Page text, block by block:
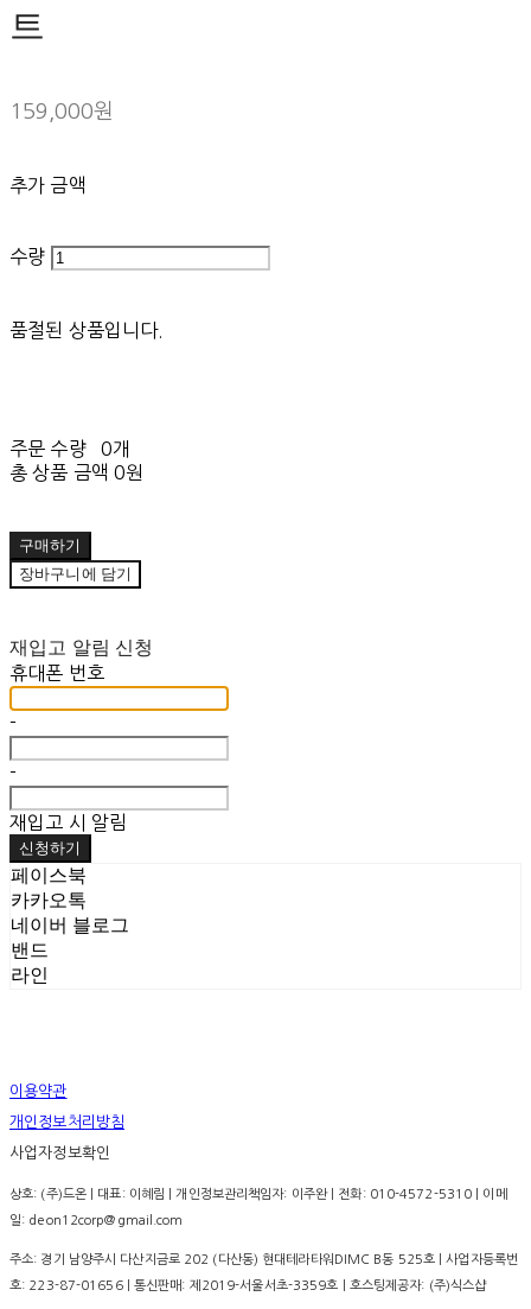
트
159,000원
추가 금액
수량
품절된 상품입니다.
주문 수량
0개
총 상품 금액 0원
구매하기
장바구니에 담기
재입고 알림 신청
휴대폰 번호
-
-
재입고 시 알림
신청하기
페이스북
카카오톡
네이버 블로그
밴드
라인
이용약관
개인정보처리방침
사업자정보확인
상호: (주)드온 | 대표: 이혜림 | 개인정보관리책임자: 이주완 | 전화: 010-4572-5310 | 이메
일: deon12corp@gmail.com
주소: 경기 남양주시 다산지금로 202 (다산동) 현대테라타워DIMC B동 525호 | 사업자등록번
호: 223-87-01656| 통신판매: 제2019-서울서초-3359호 | 호스팅제공자: (주)식스샵